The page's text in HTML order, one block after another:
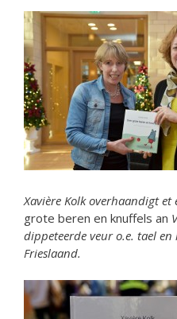
Xavière Kolk overhaandigt
grote beren en knuffels an
dippeteerde veur o.e. tael
Frieslaand.